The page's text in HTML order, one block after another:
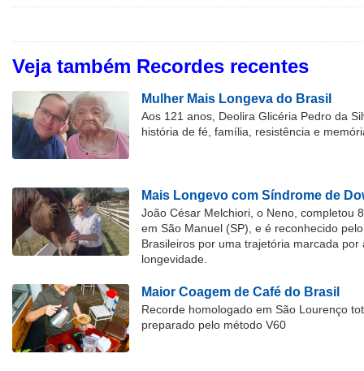
Veja também Recordes recentes
Mulher Mais Longeva do Brasil
Aos 121 anos, Deolira Glicéria Pedro da
história de fé, família, resistência e
Mais Longevo com Síndrome de
João César Melchiori, o Neno, completou
em São Manuel (SP), e é reconhecido
Brasileiros por uma trajetória marcada por
longevidade.
Maior Coagem de Café do Brasil
Recorde homologado em São Lourenço
preparado pelo método V60